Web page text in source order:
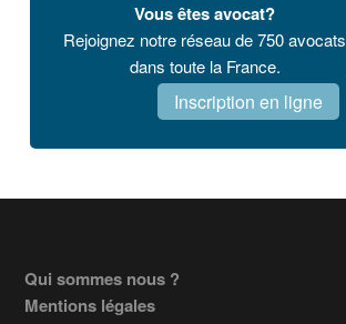
Vous êtes avocat?
Rejoignez notre réseau de 750 avocats
dans toute la France.
Inscription en ligne
Footer
Qui sommes nous ?
Mentions légales